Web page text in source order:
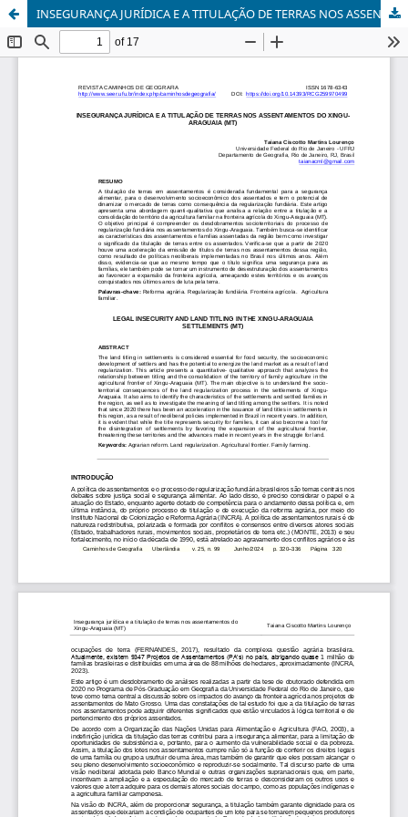
INSEGURANÇA JURÍDICA E A TITULAÇÃO DE TERRAS NOS ASSENTAMENTOS DO XINGU-ARAGUAIA (MT)